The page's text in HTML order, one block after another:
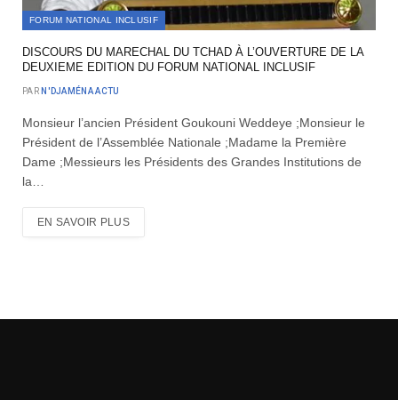
FORUM NATIONAL INCLUSIF
DISCOURS DU MARECHAL DU TCHAD À L’OUVERTURE DE LA
DEUXIEME EDITION DU FORUM NATIONAL INCLUSIF
PAR N'DJAMÉNA ACTU
Monsieur l’ancien Président Goukouni Weddeye ;Monsieur le
Président de l’Assemblée Nationale ;Madame la Première
Dame ;Messieurs les Présidents des Grandes Institutions de
la…
EN SAVOIR PLUS